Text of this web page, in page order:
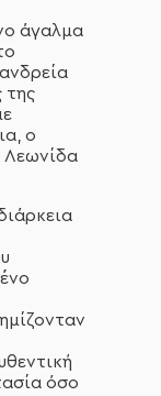
άγαλμα
της
o
Λεωνίδα
όσο